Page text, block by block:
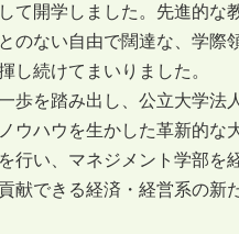
開学しました。先進的な
のない自由で闊達な、学際
続けてまいりました。
を踏み出し、公立大学法
ウハウを生かした革新的な
行い、マネジメント学部を
献できる経済・経営系の新